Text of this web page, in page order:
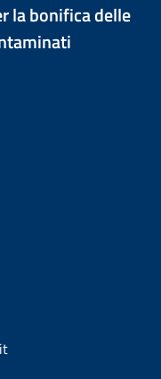
la bonifica delle